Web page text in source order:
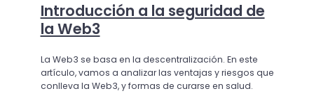
Introducción a la seguridad de
la Web3
La Web3 se basa en la descentralización. En este
artículo, vamos a analizar las ventajas y riesgos que
conlleva la Web3, y formas de curarse en salud.